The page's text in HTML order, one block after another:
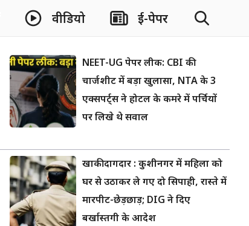
वीडियो ई-पेपर
NEET-UG पेपर लीक: CBI की
चार्जशीट में बड़ा खुलासा, NTA के 3
एक्सपर्ट्स ने होटल के कमरे में पर्चियों
पर लिखे थे सवाल
खाकी दागदार : कुशीनगर में महिला को
घर से उठाकर ले गए दो सिपाही, रास्ते में
मारपीट-छेड़छाड़; DIG ने दिए
बर्खास्तगी के आदेश